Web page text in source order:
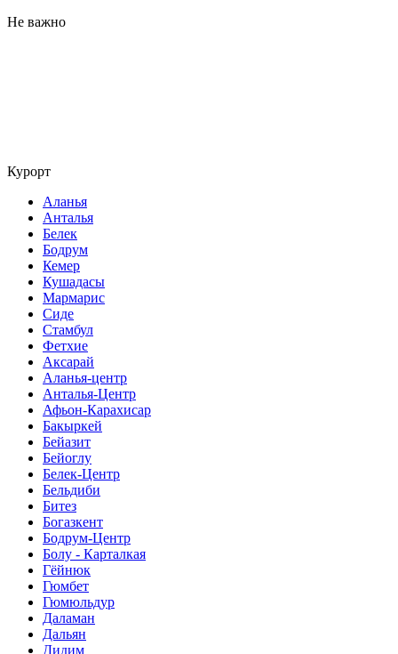
Не важно
Курорт
Аланья
Анталья
Белек
Бодрум
Кемер
Кушадасы
Мармарис
Сиде
Стамбул
Фетхие
Аксарай
Аланья-центр
Анталья-Центр
Афьон-Карахисар
Бакыркей
Бейазит
Бейоглу
Белек-Центр
Бельдиби
Битез
Богазкент
Бодрум-Центр
Болу - Карталкая
Гёйнюк
Гюмбет
Гюмюльдур
Даламан
Дальян
Дидим